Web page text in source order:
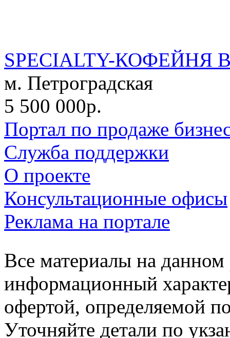
SPECIALTY-
м. Петроградская
5 500 000р.
Портал по продаже
Служба поддержки
О проекте
Консультационные офисы
Реклама на портале
Все материалы на данном
информационный
офертой, определяемой
Уточняйте детали по